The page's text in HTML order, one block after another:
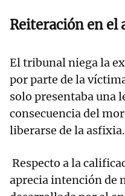
Reiteración en el
El tribunal niega la
por parte de la
solo presentaba una
consecuencia del
liberarse de la asfixia.
Respecto a la
aprecia intención de